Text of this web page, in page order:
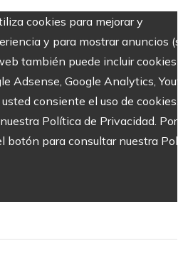
cookies para mejorar y
y para mostrar anuncios
también puede incluir cookies
Adsense, Google Analytics,
consiente el uso de cookies.
Política de Privacidad. Por
botón para consultar nuestra